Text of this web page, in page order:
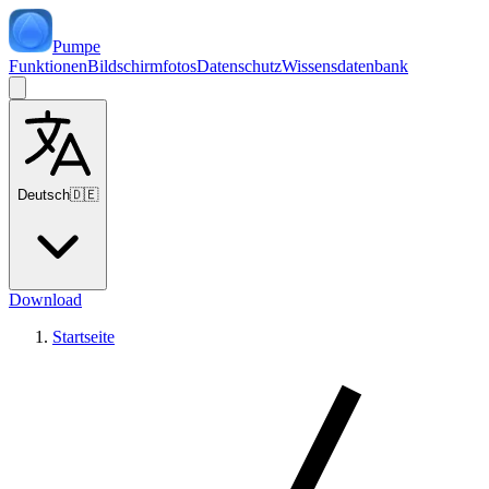
Pumpe
FunktionenBildschirmfotosDatenschutzWissensdatenbank
Deutsch🇩🇪
Download
Startseite